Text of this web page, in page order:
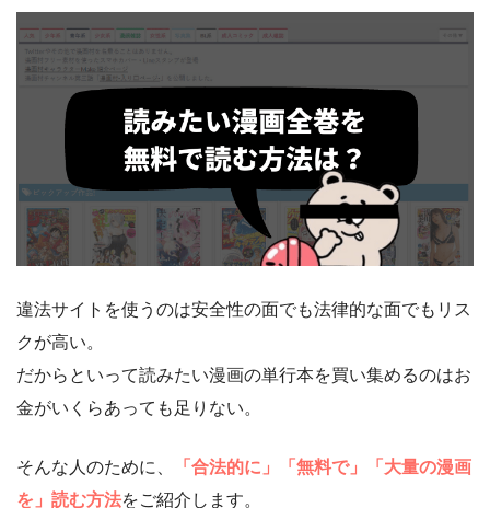
違法サイトを使うのは安全性の面でも法律的な面でもリス
クが高い。
だからといって読みたい漫画の単行本を買い集めるのはお
金がいくらあっても足りない。
そんな人のために、
「合法的に」「無料で」「大量の漫画
を」読む方法をご紹介します。